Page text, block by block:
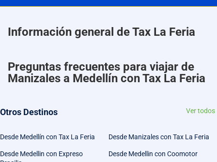
Información general de Tax La Feria
Preguntas frecuentes para viajar de
Manizales a Medellín con Tax La Feria
Otros Destinos Ver todos
Desde Medellín con Tax La Feria Desde Manizales con Tax La Feria
Desde Medellin con Expreso
Desde Medellin con Coomotor